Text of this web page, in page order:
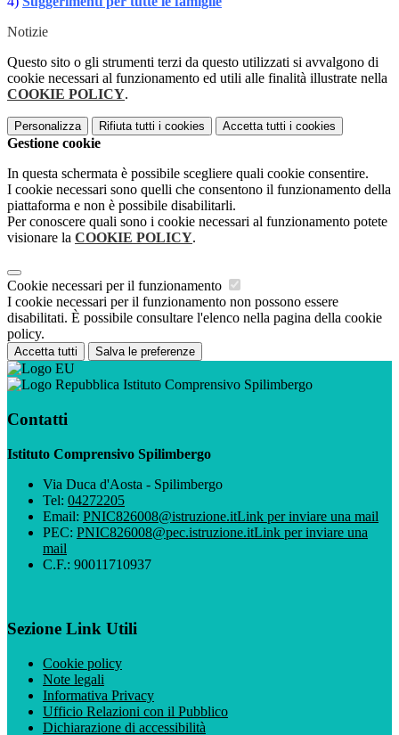
Notizie
Questo sito o gli strumenti terzi da questo utilizzati si avvalgono di
cookie necessari al funzionamento ed utili alle finalità illustrate nella
COOKIE POLICY.
Personalizza Rifiuta tutti i cookies Accetta tutti i cookies
Gestione cookie
In questa schermata è possibile scegliere quali cookie consentire.
I cookie necessari sono quelli che consentono il funzionamento della
piattaforma e non è possibile disabilitarli.
Per conoscere quali sono i cookie necessari al funzionamento potete
visionare la COOKIE POLICY.
Cookie necessari per il funzionamento
I cookie necessari per il funzionamento non possono essere
disabilitati. È possibile consultare l'elenco nella pagina della cookie
policy.
Accetta tutti Salva le preferenze
Istituto Comprensivo Spilimbergo
Contatti
Istituto Comprensivo Spilimbergo
Via Duca d'Aosta - Spilimbergo
Tel: 04272205
Email: PNIC826008@istruzione.itLink per inviare una mail
PEC: PNIC826008@pec.istruzione.itLink per inviare una
mail
C.F.: 90011710937
Sezione Link Utili
Cookie policy
Note legali
Informativa Privacy
Ufficio Relazioni con il Pubblico
Dichiarazione di accessibilità